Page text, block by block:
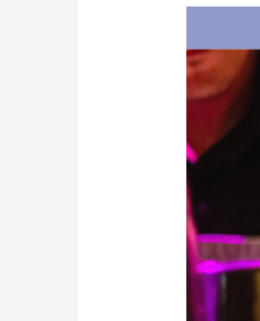
Electoral
–
Elecciones
2021.